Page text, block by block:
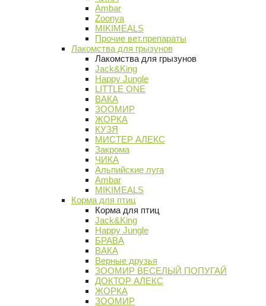
Ambar
Zoonya
MIKIMEALS
Прочие вет.препараты
Лакомства для грызунов
Лакомства для грызунов
Jack&King
Happy Jungle
LITTLE ONE
ВАКА
ЗООМИР
ЖОРКА
КУЗЯ
МИСТЕР АЛЕКС
Закрома
ЧИКА
Альпийские луга
Ambar
MIKIMEALS
Корма для птиц
Корма для птиц
Jack&King
Happy Jungle
БРАВА
ВАКА
Верные друзья
ЗООМИР ВЕСЕЛЫЙ ПОПУГАЙ
ДОКТОР АЛЕКС
ЖОРКА
ЗООМИР